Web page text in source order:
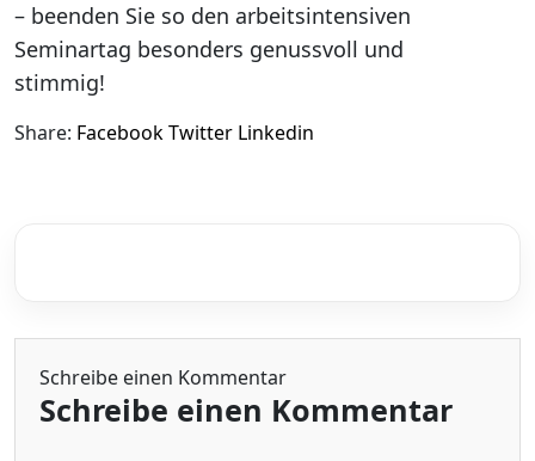
– beenden Sie so den arbeitsintensiven
Seminartag besonders genussvoll und
stimmig!
Share: FacebookTwitter Linkedin
Schreibe einen Kommentar
Schreibe einen Kommentar